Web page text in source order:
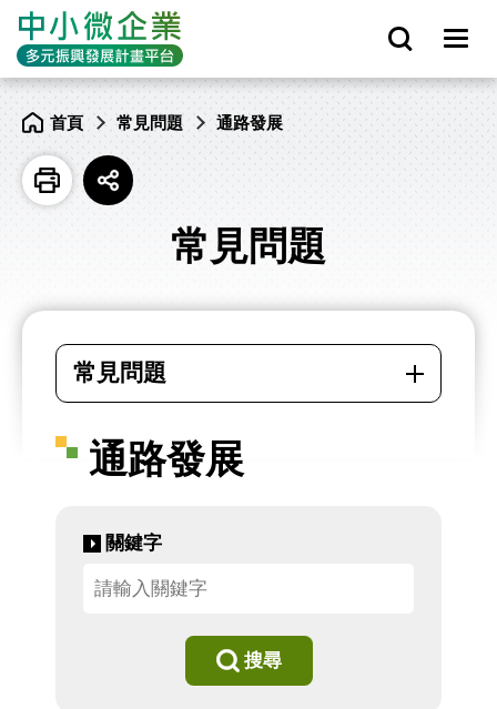
微
企
業
多
元
振
興
中
小
企
業
多
元
振
興
發
展
計
畫
台
網
站
主
選
單
開
啟
全
尋
首頁 常見問題 通路發展
列
印
展
開
社
群
分
常見問題
常
見
開
關
常見問題
通路發展
關鍵字
搜尋